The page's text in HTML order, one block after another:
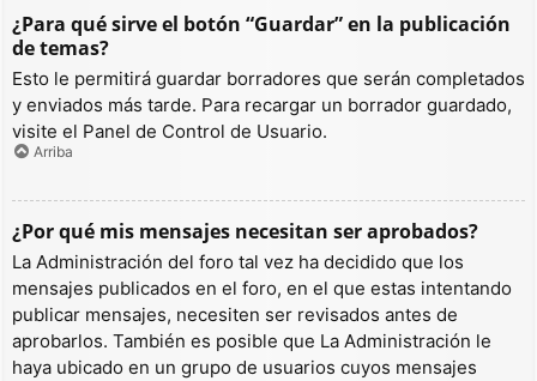
¿Para qué sirve el botón “Guardar” en la publicación
de temas?
Esto le permitirá guardar borradores que serán completados
y enviados más tarde. Para recargar un borrador guardado,
visite el Panel de Control de Usuario.
Arriba
¿Por qué mis mensajes necesitan ser aprobados?
La Administración del foro tal vez ha decidido que los
mensajes publicados en el foro, en el que estas intentando
publicar mensajes, necesiten ser revisados antes de
aprobarlos. También es posible que La Administración le
haya ubicado en un grupo de usuarios cuyos mensajes